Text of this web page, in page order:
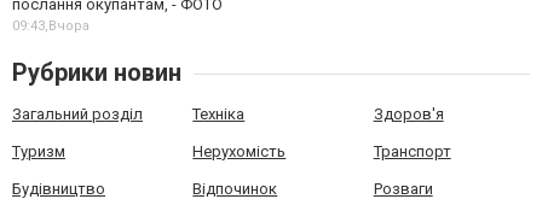
послання окупантам, - ФОТО
09:43,Вчора
Рубрики новин
Загальний розділ Техніка Здоров'я
Туризм Нерухомість Транспорт
Будівництво Відпочинок Розваги